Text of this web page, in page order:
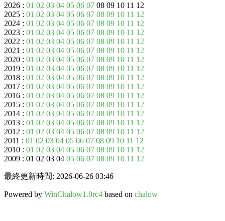
2026 : 01 02 03 04 05 06 07 08 09 10 11 12
2025 : 01 02 03 04 05 06 07 08 09 10 11 12
2024 : 01 02 03 04 05 06 07 08 09 10 11 12
2023 : 01 02 03 04 05 06 07 08 09 10 11 12
2022 : 01 02 03 04 05 06 07 08 09 10 11 12
2021 : 01 02 03 04 05 06 07 08 09 10 11 12
2020 : 01 02 03 04 05 06 07 08 09 10 11 12
2019 : 01 02 03 04 05 06 07 08 09 10 11 12
2018 : 01 02 03 04 05 06 07 08 09 10 11 12
2017 : 01 02 03 04 05 06 07 08 09 10 11 12
2016 : 01 02 03 04 05 06 07 08 09 10 11 12
2015 : 01 02 03 04 05 06 07 08 09 10 11 12
2014 : 01 02 03 04 05 06 07 08 09 10 11 12
2013 : 01 02 03 04 05 06 07 08 09 10 11 12
2012 : 01 02 03 04 05 06 07 08 09 10 11 12
2011 : 01 02 03 04 05 06 07 08 09 10 11 12
2010 : 01 02 03 04 05 06 07 08 09 10 11 12
2009 : 01 02 03 04 05 06 07 08 09 10 11 12
最終更新時間: 2026-06-26 03:46
Powered by WinChalow1.0rc4 based on chalow